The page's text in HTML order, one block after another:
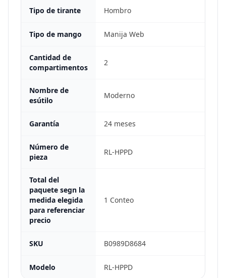
Tipo de tirante Hombro
Tipo de mango Manija Web
Cantidad de
compartimentos
2
Nombre de
esútilo
Moderno
Garantía 24 meses
Número de
pieza
RL-HPPD
Total del
paquete segn la
medida elegida
para referenciar
precio
1 Conteo
SKU B0989D8684
Modelo RL-HPPD